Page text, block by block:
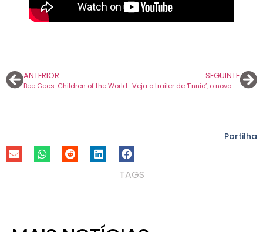
ANTERIOR
Bee Gees: Children of the World
SEGUINTE
Veja o trailer de ‘Ennio’, o novo documentário sobre Ennio Morricone.
Partilha
TAGS